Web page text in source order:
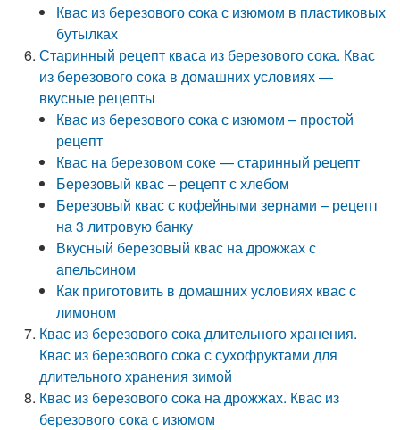
Квас из березового сока с изюмом в пластиковых
бутылках
Старинный рецепт кваса из березового сока. Квас
из березового сока в домашних условиях —
вкусные рецепты
Квас из березового сока с изюмом – простой
рецепт
Квас на березовом соке — старинный рецепт
Березовый квас – рецепт с хлебом
Березовый квас с кофейными зернами – рецепт
на 3 литровую банку
Вкусный березовый квас на дрожжах с
апельсином
Как приготовить в домашних условиях квас с
лимоном
Квас из березового сока длительного хранения.
Квас из березового сока с сухофруктами для
длительного хранения зимой
Квас из березового сока на дрожжах. Квас из
березового сока с изюмом